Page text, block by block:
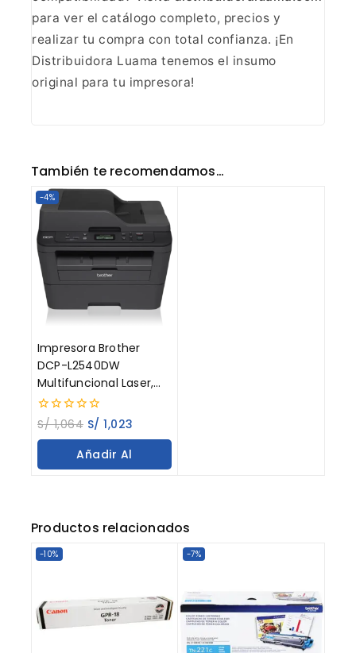
para ver el catálogo completo, precios y
realizar tu compra con total confianza. ¡En
Distribuidora Luama tenemos el insumo
original para tu impresora!
También te recomendamos…
-4%
Impresora Brother
DCP-L2540DW
Multifuncional Laser,
Duplex, Red, wifi
0
out
of
S/1,064 S/ 1,023
Añadir Al
Productos relacionados
-10% -7%